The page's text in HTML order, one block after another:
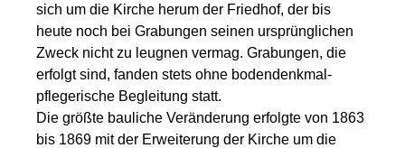
sich um die Kirche herum der Friedhof, der bis
heute noch bei Grabungen seinen ursprünglichen
Zweck nicht zu leugnen vermag. Grabungen, die
erfolgt sind, fanden stets ohne bodendenkmal-
pflegerische Begleitung statt.
Die größte bauliche Veränderung erfolgte von 1863
bis 1869 mit der Erweiterung der Kirche um die